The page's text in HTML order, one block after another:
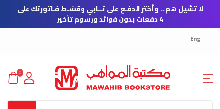
لا تشيل هم… وأختر الدفـع على تــابي وقسّـط فـاتورتك على
4 دفعات بدون فوائد ورسوم تأخير
Eng
0